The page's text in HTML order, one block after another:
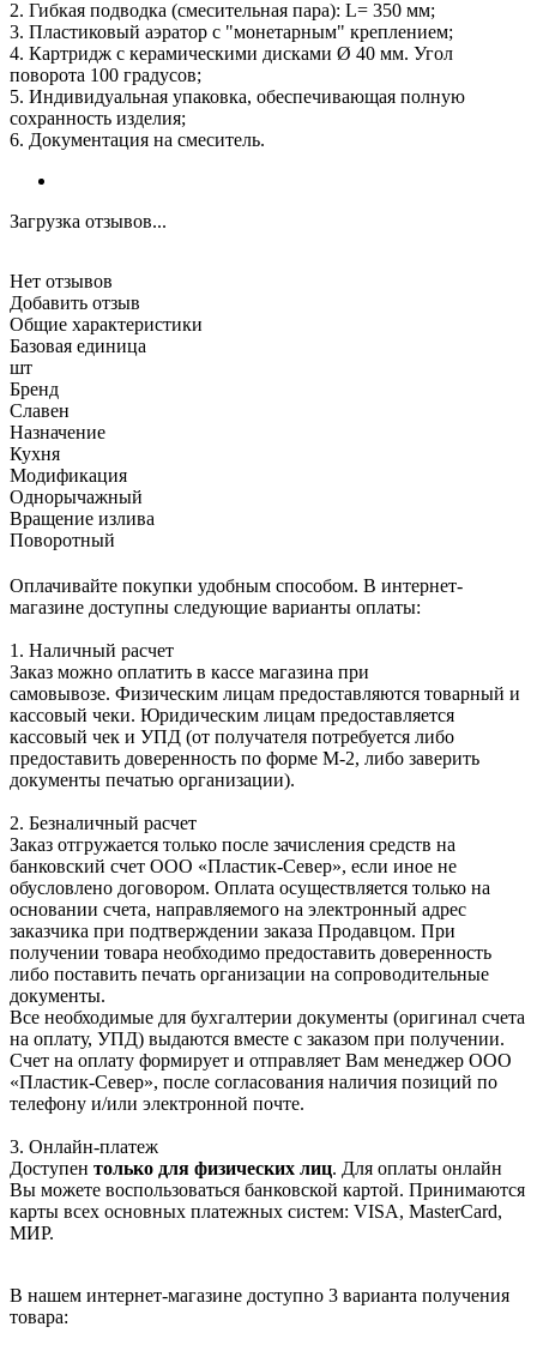
2. Гибкая подводка (смесительная пара): L= 350 мм;
3. Пластиковый аэратор с "монетарным" креплением;
4. Картридж с керамическими дисками Ø 40 мм. Угол
поворота 100 градусов;
5. Индивидуальная упаковка, обеспечивающая полную
сохранность изделия;
6. Документация на смеситель.
Загрузка отзывов...
Нет отзывов
Добавить отзыв
Общие характеристики
Базовая единица
шт
Бренд
Славен
Назначение
Кухня
Модификация
Однорычажный
Вращение излива
Поворотный
Оплачивайте покупки удобным способом. В интернет-
магазине доступны следующие варианты оплаты:
1. Наличный расчет
Заказ можно оплатить в кассе магазина при
самовывозе. Физическим лицам предоставляются товарный и
кассовый чеки. Юридическим лицам предоставляется
кассовый чек и УПД (от получателя потребуется либо
предоставить доверенность по форме М-2, либо заверить
документы печатью организации).
2. Безналичный расчет
Заказ отгружается только после зачисления средств на
банковский счет ООО «Пластик-Север», если иное не
обусловлено договором. Оплата осуществляется только на
основании счета, направляемого на электронный адрес
заказчика при подтверждении заказа Продавцом. При
получении товара необходимо предоставить доверенность
либо поставить печать организации на сопроводительные
документы.
Все необходимые для бухгалтерии документы (оригинал счета
на оплату, УПД) выдаются вместе с заказом при получении.
Счет на оплату формирует и отправляет Вам менеджер ООО
«Пластик-Север», после согласования наличия позиций по
телефону и/или электронной почте.
3. Онлайн-платеж
Доступен только для физических лиц. Для оплаты онлайн
Вы можете воспользоваться банковской картой. Принимаются
карты всех основных платежных систем: VISA, MasterCard,
МИР.
В нашем интернет-магазине доступно 3 варианта получения
товара: